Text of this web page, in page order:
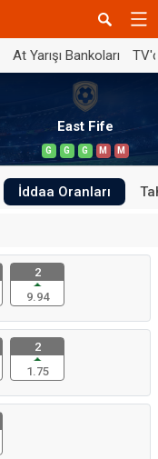
At Yarışı Bankoları
East Fife
G G G M M
İddaa Oranları
2
9.94
2
1.75